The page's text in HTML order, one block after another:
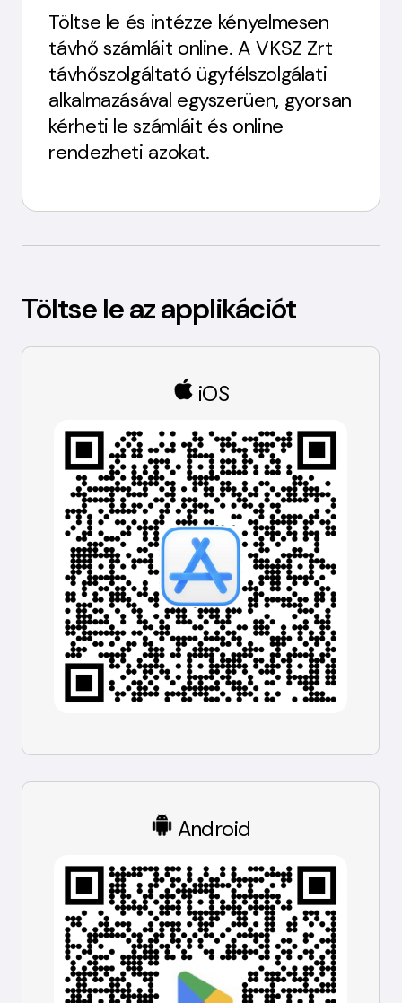
Töltse le és intézze kényelmesen
távhő számláit online. A VKSZ Zrt
távhőszolgáltató ügyfélszolgálati
alkalmazásával egyszerüen, gyorsan
kérheti le számláit és online
rendezheti azokat.
Töltse le az applikációt
iOS
Android